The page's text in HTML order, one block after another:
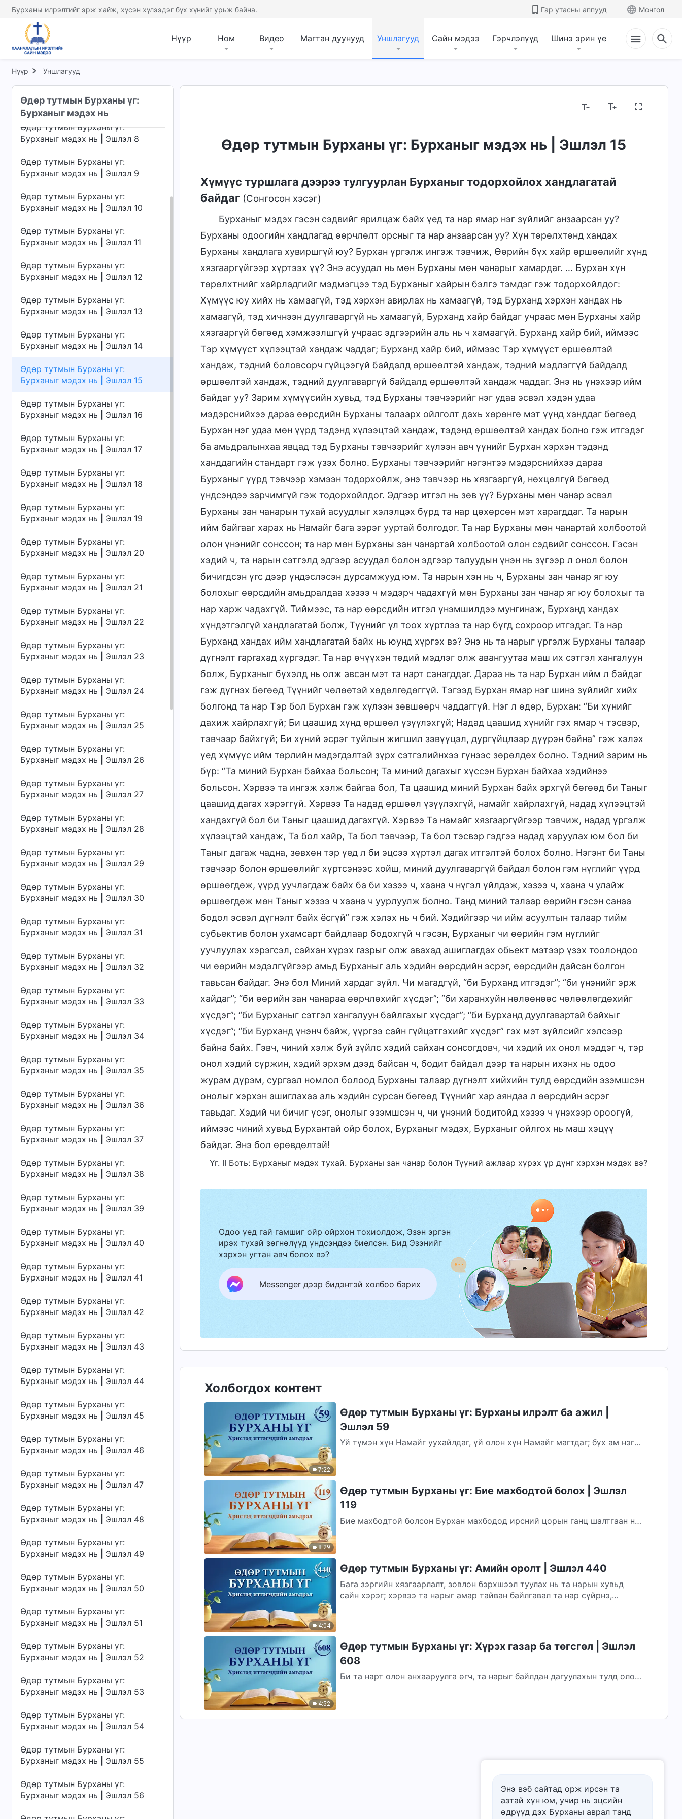
Бурханы илрэлтийг эрж хайж, хүсэн хүлээдэг бүх хүнийг урьж байна. Гар утасны аппууд Монгол
Нүүр Ном Видео Магтан дуунууд Уншлагууд Сайн мэдээ Гэрчлэлүүд Шинэ эрин үе
Нүүр Уншлагууд
Өдөр тутмын Бурханы үг:
Бурханыг мэдэх нь
Өдөр тутмын Бурханы үг:
Бурханыг мэдэх нь | Эшлэл 5
Бурханыг мэдэх нь | Эшлэл 6
Бурханыг мэдэх нь | Эшлэл 7
Өдөр тутмын Бурханы үг:
Бурханыг мэдэх нь | Эшлэл 8
Өдөр тутмын Бурханы үг:
Бурханыг мэдэх нь | Эшлэл 9
Өдөр тутмын Бурханы үг:
Бурханыг мэдэх нь | Эшлэл 10
Өдөр тутмын Бурханы үг:
Бурханыг мэдэх нь | Эшлэл 11
Өдөр тутмын Бурханы үг:
Бурханыг мэдэх нь | Эшлэл 12
Өдөр тутмын Бурханы үг:
Бурханыг мэдэх нь | Эшлэл 13
Өдөр тутмын Бурханы үг:
Бурханыг мэдэх нь | Эшлэл 14
Өдөр тутмын Бурханы үг:
Бурханыг мэдэх нь | Эшлэл 15
Өдөр тутмын Бурханы үг:
Бурханыг мэдэх нь | Эшлэл 16
Өдөр тутмын Бурханы үг:
Бурханыг мэдэх нь | Эшлэл 17
Өдөр тутмын Бурханы үг:
Бурханыг мэдэх нь | Эшлэл 18
Өдөр тутмын Бурханы үг:
Бурханыг мэдэх нь | Эшлэл 19
Өдөр тутмын Бурханы үг:
Бурханыг мэдэх нь | Эшлэл 20
Өдөр тутмын Бурханы үг:
Бурханыг мэдэх нь | Эшлэл 21
Өдөр тутмын Бурханы үг:
Бурханыг мэдэх нь | Эшлэл 22
Өдөр тутмын Бурханы үг:
Бурханыг мэдэх нь | Эшлэл 23
Өдөр тутмын Бурханы үг:
Бурханыг мэдэх нь | Эшлэл 24
Өдөр тутмын Бурханы үг:
Бурханыг мэдэх нь | Эшлэл 25
Өдөр тутмын Бурханы үг:
Бурханыг мэдэх нь | Эшлэл 26
Өдөр тутмын Бурханы үг:
Бурханыг мэдэх нь | Эшлэл 27
Өдөр тутмын Бурханы үг:
Бурханыг мэдэх нь | Эшлэл 28
Өдөр тутмын Бурханы үг:
Бурханыг мэдэх нь | Эшлэл 29
Өдөр тутмын Бурханы үг:
Бурханыг мэдэх нь | Эшлэл 30
Өдөр тутмын Бурханы үг:
Бурханыг мэдэх нь | Эшлэл 31
Өдөр тутмын Бурханы үг:
Бурханыг мэдэх нь | Эшлэл 32
Өдөр тутмын Бурханы үг:
Бурханыг мэдэх нь | Эшлэл 33
Өдөр тутмын Бурханы үг:
Бурханыг мэдэх нь | Эшлэл 34
Өдөр тутмын Бурханы үг:
Бурханыг мэдэх нь | Эшлэл 35
Өдөр тутмын Бурханы үг:
Бурханыг мэдэх нь | Эшлэл 36
Өдөр тутмын Бурханы үг:
Бурханыг мэдэх нь | Эшлэл 37
Өдөр тутмын Бурханы үг:
Бурханыг мэдэх нь | Эшлэл 38
Өдөр тутмын Бурханы үг:
Бурханыг мэдэх нь | Эшлэл 39
Өдөр тутмын Бурханы үг:
Бурханыг мэдэх нь | Эшлэл 40
Өдөр тутмын Бурханы үг:
Бурханыг мэдэх нь | Эшлэл 41
Өдөр тутмын Бурханы үг:
Бурханыг мэдэх нь | Эшлэл 42
Өдөр тутмын Бурханы үг:
Бурханыг мэдэх нь | Эшлэл 43
Өдөр тутмын Бурханы үг:
Бурханыг мэдэх нь | Эшлэл 44
Өдөр тутмын Бурханы үг:
Бурханыг мэдэх нь | Эшлэл 45
Өдөр тутмын Бурханы үг:
Бурханыг мэдэх нь | Эшлэл 46
Өдөр тутмын Бурханы үг:
Бурханыг мэдэх нь | Эшлэл 47
Өдөр тутмын Бурханы үг:
Бурханыг мэдэх нь | Эшлэл 48
Өдөр тутмын Бурханы үг:
Бурханыг мэдэх нь | Эшлэл 49
Өдөр тутмын Бурханы үг:
Бурханыг мэдэх нь | Эшлэл 50
Өдөр тутмын Бурханы үг:
Бурханыг мэдэх нь | Эшлэл 51
Өдөр тутмын Бурханы үг:
Бурханыг мэдэх нь | Эшлэл 52
Өдөр тутмын Бурханы үг:
Бурханыг мэдэх нь | Эшлэл 53
Өдөр тутмын Бурханы үг:
Бурханыг мэдэх нь | Эшлэл 54
Өдөр тутмын Бурханы үг:
Бурханыг мэдэх нь | Эшлэл 55
Өдөр тутмын Бурханы үг:
Бурханыг мэдэх нь | Эшлэл 56
Өдөр тутмын Бурханы үг: Бурханыг мэдэх нь | Эшлэл 15
Хүмүүс туршлага дээрээ тулгуурлан Бурханыг тодорхойлох хандлагатай
байдаг (Сонгосон хэсэг)
Бурханыг мэдэх гэсэн сэдвийг ярилцаж байх үед та нар ямар нэг зүйлийг анзаарсан уу?
Бурханы одоогийн хандлагад өөрчлөлт орсныг та нар анзаарсан уу? Хүн төрөлхтөнд хандах
Бурханы хандлага хувиршгүй юу? Бурхан үргэлж ингэж тэвчиж, Өөрийн бүх хайр өршөөлийг хүнд
хязгааргүйгээр хүртээх үү? Энэ асуудал нь мөн Бурханы мөн чанарыг хамардаг. … Бурхан хүн
төрөлхтнийг хайрладгийг мэдмэгцээ тэд Бурханыг хайрын бэлгэ тэмдэг гэж тодорхойлдог:
Хүмүүс юу хийх нь хамаагүй, тэд хэрхэн авирлах нь хамаагүй, тэд Бурханд хэрхэн хандах нь
хамаагүй, тэд хичнээн дуулгаваргүй нь хамаагүй, Бурханд хайр байдаг учраас мөн Бурханы хайр
хязгааргүй бөгөөд хэмжээлшгүй учраас эдгээрийн аль нь ч хамаагүй. Бурханд хайр бий, иймээс
Тэр хүмүүст хүлээцтэй хандаж чаддаг; Бурханд хайр бий, иймээс Тэр хүмүүст өршөөлтэй
хандаж, тэдний боловсорч гүйцээгүй байдалд өршөөлтэй хандаж, тэдний мэдлэггүй байдалд
өршөөлтэй хандаж, тэдний дуулгаваргүй байдалд өршөөлтэй хандаж чаддаг. Энэ нь үнэхээр ийм
байдаг уу? Зарим хүмүүсийн хувьд, тэд Бурханы тэвчээрийг нэг удаа эсвэл хэдэн удаа
мэдэрснийхээ дараа өөрсдийн Бурханы талаарх ойлголт дахь хөрөнгө мэт үүнд ханддаг бөгөөд
Бурхан нэг удаа мөн үүрд тэдэнд хүлээцтэй хандаж, тэдэнд өршөөлтэй хандах болно гэж итгэдэг
ба амьдралынхаа явцад тэд Бурханы тэвчээрийг хүлээн авч үүнийг Бурхан хэрхэн тэдэнд
ханддагийн стандарт гэж үзэх болно. Бурханы тэвчээрийг нэгэнтээ мэдэрснийхээ дараа
Бурханыг үүрд тэвчээр хэмээн тодорхойлж, энэ тэвчээр нь хязгааргүй, нөхцөлгүй бөгөөд
үндсэндээ зарчимгүй гэж тодорхойлдог. Эдгээр итгэл нь зөв үү? Бурханы мөн чанар эсвэл
Бурханы зан чанарын тухай асуудлыг хэлэлцэх бүрд та нар цөхөрсөн мэт харагддаг. Та нарын
ийм байгааг харах нь Намайг бага зэрэг ууртай болгодог. Та нар Бурханы мөн чанартай холбоотой
олон үнэнийг сонссон; та нар мөн Бурханы зан чанартай холбоотой олон сэдвийг сонссон. Гэсэн
хэдий ч, та нарын сэтгэлд эдгээр асуудал болон эдгээр талуудын үнэн нь зүгээр л онол болон
бичигдсэн үгс дээр үндэслэсэн дурсамжууд юм. Та нарын хэн нь ч, Бурханы зан чанар яг юу
болохыг өөрсдийн амьдралдаа хэзээ ч мэдэрч чадахгүй мөн Бурханы зан чанар яг юу болохыг та
нар харж чадахгүй. Тиймээс, та нар өөрсдийн итгэл үнэмшилдээ мунгинаж, Бурханд хандах
хүндэтгэлгүй хандлагатай болж, Түүнийг үл тоох хүртлээ та нар бүгд сохроор итгэдэг. Та нар
Бурханд хандах ийм хандлагатай байх нь юунд хүргэх вэ? Энэ нь та нарыг үргэлж Бурханы талаар
дүгнэлт гаргахад хүргэдэг. Та нар өчүүхэн төдий мэдлэг олж авангуутаа маш их сэтгэл хангалуун
болж, Бурханыг бүхэлд нь олж авсан мэт та нарт санагддаг. Дараа нь та нар Бурхан ийм л байдаг
гэж дүгнэх бөгөөд Түүнийг чөлөөтэй хөдөлгөдөггүй. Тэгээд Бурхан ямар нэг шинэ зүйлийг хийх
болгонд та нар Тэр бол Бурхан гэж хүлээн зөвшөөрч чаддаггүй. Нэг л өдөр, Бурхан: “Би хүнийг
дахиж хайрлахгүй; Би цаашид хүнд өршөөл үзүүлэхгүй; Надад цаашид хүнийг гэх ямар ч тэсвэр,
тэвчээр байхгүй; Би хүний эсрэг туйлын жигшил зэвүүцэл, дургүйцлээр дүүрэн байна” гэж хэлэх
үед хүмүүс ийм төрлийн мэдэгдэлтэй зүрх сэтгэлийнхээ гүнээс зөрөлдөх болно. Тэдний зарим нь
бүр: “Та миний Бурхан байхаа больсон; Та миний дагахыг хүссэн Бурхан байхаа хэдийнээ
больсон. Хэрвээ та ингэж хэлж байгаа бол, Та цаашид миний Бурхан байх эрхгүй бөгөөд би Таныг
цаашид дагах хэрэггүй. Хэрвээ Та надад өршөөл үзүүлэхгүй, намайг хайрлахгүй, надад хүлээцтэй
хандахгүй бол би Таныг цаашид дагахгүй. Хэрвээ Та намайг хязгааргүйгээр тэвчиж, надад үргэлж
хүлээцтэй хандаж, Та бол хайр, Та бол тэвчээр, Та бол тэсвэр гэдгээ надад харуулах юм бол би
Таныг дагаж чадна, зөвхөн тэр үед л би эцсээ хүртэл дагах итгэлтэй болох болно. Нэгэнт би Таны
тэвчээр болон өршөөлийг хүртсэнээс хойш, миний дуулгаваргүй байдал болон гэм нүглийг үүрд
өршөөгдөж, үүрд уучлагдаж байх ба би хэзээ ч, хаана ч нүгэл үйлдэж, хэзээ ч, хаана ч улайж
өршөөгдөж мөн Таныг хэзээ ч хаана ч уурлуулж болно. Танд миний талаар өөрийн гэсэн санаа
бодол эсвэл дүгнэлт байх ёсгүй” гэж хэлэх нь ч бий. Хэдийгээр чи ийм асуултын талаар тийм
субьектив болон ухамсарт байдлаар бодохгүй ч гэсэн, Бурханыг чи өөрийн гэм нүглийг
уучлуулах хэрэгсэл, сайхан хүрэх газрыг олж авахад ашиглагдах обьект мэтээр үзэх тоолондоо
чи өөрийн мэдэлгүйгээр амьд Бурханыг аль хэдийн өөрсдийн эсрэг, өөрсдийн дайсан болгон
тавьсан байдаг. Энэ бол Миний хардаг зүйл. Чи магадгүй, “би Бурханд итгэдэг”; “би үнэнийг эрж
хайдаг”; “би өөрийн зан чанараа өөрчлөхийг хүсдэг”; “би харанхуйн нөлөөнөөс чөлөөлөгдөхийг
хүсдэг”; “би Бурханыг сэтгэл хангалуун байлгахыг хүсдэг”; “би Бурханд дуулгавартай байхыг
хүсдэг”; “би Бурханд үнэнч байж, үүргээ сайн гүйцэтгэхийг хүсдэг” гэх мэт зүйлсийг хэлсээр
байна байх. Гэвч, чиний хэлж буй зүйлс хэдий сайхан сонсогдовч, чи хэдий их онол мэддэг ч, тэр
онол хэдий сүржин, хэдий эрхэм дээд байсан ч, бодит байдал дээр та нарын ихэнх нь одоо
журам дүрэм, сургаал номлол болоод Бурханы талаар дүгнэлт хийхийн тулд өөрсдийн эзэмшсэн
онолыг хэрхэн ашиглахаа аль хэдийн сурсан бөгөөд Түүнийг хар аяндаа л өөрсдийн эсрэг
тавьдаг. Хэдий чи бичиг үсэг, онолыг эзэмшсэн ч, чи үнэний бодитойд хэзээ ч үнэхээр ороогүй,
иймээс чиний хувьд Бурхантай ойр болох, Бурханыг мэдэх, Бурханыг ойлгох нь маш хэцүү
байдаг. Энэ бол өрөвдөлтэй!
Үг. II Боть: Бурханыг мэдэх тухай. Бурханы зан чанар болон Түүний ажлаар хүрэх үр дүнг хэрхэн мэдэх вэ?
Одоо үед гай гамшиг ойр ойрхон тохиолдож, Эзэн эргэн
ирэх тухай зөгнөлүүд үндсэндээ биелсэн. Бид Эзэнийг
хэрхэн угтан авч болох вэ?
Messenger дээр бидэнтэй холбоо барих
Холбогдох контент
7:22
Өдөр тутмын Бурханы үг: Бурханы илрэлт ба ажил |
Эшлэл 59
Үй түмэн хүн Намайг уухайлдаг, үй олон хүн Намайг магтдаг; бүх ам нэгэн
8:29
Өдөр тутмын Бурханы үг: Бие махбодтой болох | Эшлэл
119
Бие махбодтой болсон Бурхан махбодод ирсний цорын ганц шалтгаан нь
4:04
Өдөр тутмын Бурханы үг: Амийн оролт | Эшлэл 440
Бага зэргийн хязгаарлалт, зовлон бэрхшээл туулах нь та нарын хувьд
сайн хэрэг; хэрвээ та нарыг амар тайван байлгавал та нар сүйрнэ,
4:52
Өдөр тутмын Бурханы үг: Хүрэх газар ба төгсгөл | Эшлэл
608
Би та нарт олон анхааруулга өгч, та нарыг байлдан дагуулахын тулд олон
Энэ вэб сайтад орж ирсэн та
азтай хүн юм, учир нь эцсийн
өдрүүд дэх Бурханы аврал танд